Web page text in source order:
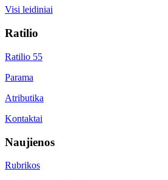
Visi leidiniai
Ratilio
Ratilio 55
Parama
Atributika
Kontaktai
Naujienos
Rubrikos